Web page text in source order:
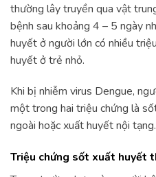
thường lây truyền qua vật
bệnh sau khoảng 4 – 5 ngày
huyết ở người lớn có nhiều
huyết ở trẻ nhỏ.
Khi bị nhiễm virus Dengue,
một trong hai triệu chứng là
ngoài hoặc xuất huyết nội tạng.
Triệu chứng sốt xuất huyết